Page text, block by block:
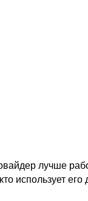
лучше
использует